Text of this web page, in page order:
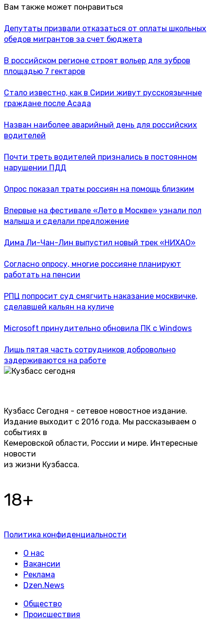
Вам также может понравиться
Депутаты призвали отказаться от оплаты школьных
обедов мигрантов за счет бюджета
В российском регионе строят вольер для зубров
площадью 7 гектаров
Стало известно, как в Сирии живут русскоязычные
граждане после Асада
Назван наиболее аварийный день для российских
водителей
Почти треть водителей признались в постоянном
нарушении ПДД
Опрос показал траты россиян на помощь близким
Впервые на фестивале «Лето в Москве» узнали пол
малыша и сделали предложение
Дима Ли-Чан-Лин выпустил новый трек «НИХАО»
Согласно опросу, многие россияне планируют
работать на пенсии
РПЦ попросит суд смягчить наказание москвичке,
сделавшей кальян на куличе
Microsoft принудительно обновила ПК с Windows
Лишь пятая часть сотрудников добровольно
задерживаются на работе
Кузбасс Сегодня - сетевое новостное издание.
Издание выходит с 2016 года. Мы рассказываем о
событиях в
Кемеровской области, России и мире. Интересные
новости
из жизни Кузбасса.
18+
Политика конфиденциальности
О нас
Вакансии
Реклама
Dzen.News
Общество
Происшествия